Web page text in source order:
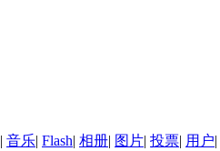
| 音乐| Flash| 相册| 图片| 投票| 用户|